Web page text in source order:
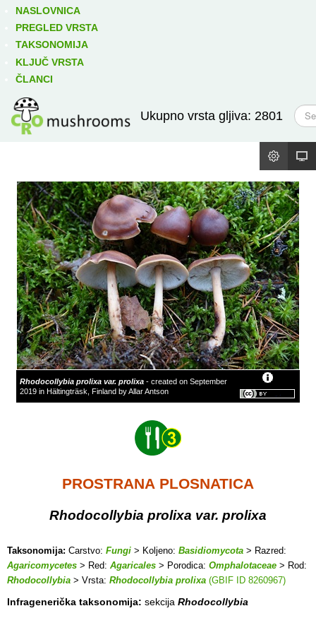
NASLOVNICA
PREGLED VRSTA
TAKSONOMIJA
KLJUČ VRSTA
ČLANCI
Ukupno vrsta gljiva: 2801
T
r
ž
Rhodocollybia prolixa var. prolixa - created on September
2019 in Hältingträsk, Finland by Allar Antson
PROSTRANA PLOSNATICA
Rhodocollybia prolixa var. prolixa
Taksonomija: Carstvo: Fungi > Koljeno: Basidiomycota > Razred:
Agaricomycetes > Red: Agaricales > Porodica: Omphalotaceae > Rod:
Rhodocollybia > Vrsta: Rhodocollybia prolixa (GBIF ID 8260967)
Infragenerička taksonomija: sekcija Rhodocollybia
Izravno podređene niže takse: